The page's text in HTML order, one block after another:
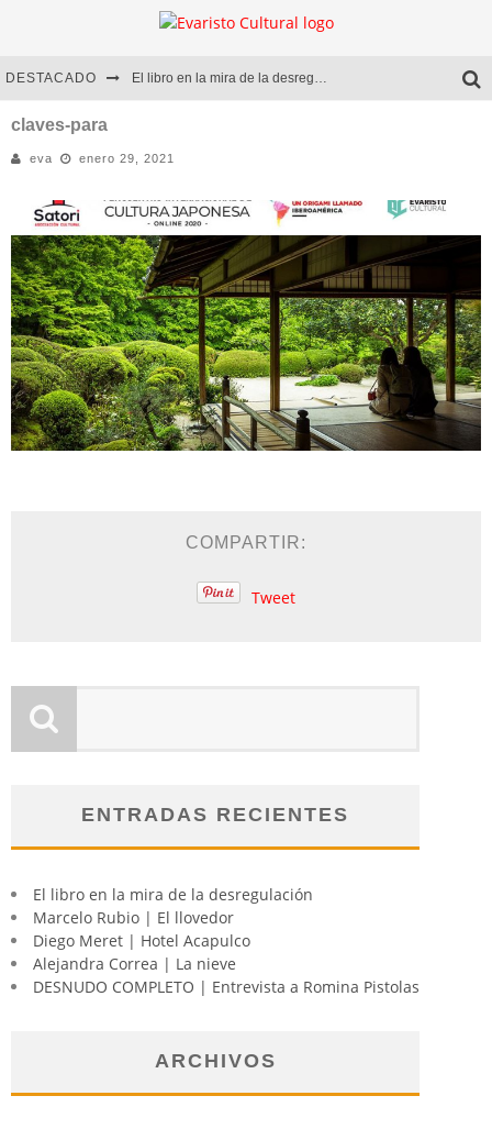
DESTACADO El libro en la mira de la desregulación
Diego Meret | Hotel Acapulco
Alejandra Correa | La nieve
claves-para
eva enero 29, 2021
COMPARTIR:
Tweet
ENTRADAS RECIENTES
El libro en la mira de la desregulación
Marcelo Rubio | El llovedor
Diego Meret | Hotel Acapulco
Alejandra Correa | La nieve
DESNUDO COMPLETO | Entrevista a Romina Pistolas
ARCHIVOS